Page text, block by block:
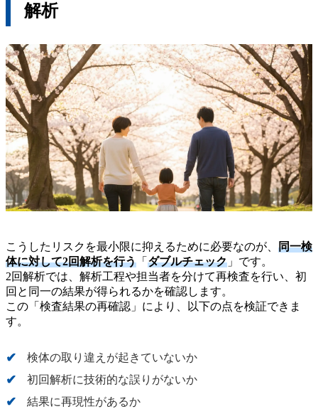
解析
こうしたリスクを最小限に抑えるために必要なのが、 同一検
体に対して2回解析を行う 「 ダブルチェック 」です。
2回解析では、解析工程や担当者を分けて再検査を行い、初
回と同一の結果が得られるかを確認します。
この「検査結果の再確認」により、以下の点を検証できま
す。
検体の取り違えが起きていないか
初回解析に技術的な誤りがないか
結果に再現性があるか